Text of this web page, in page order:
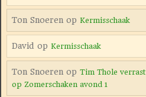
Ton Snoerenop Kermisschaak
Davidop Kermisschaak
Ton Snoerenop Tim Thole verrast
op Zomerschaken avond 1